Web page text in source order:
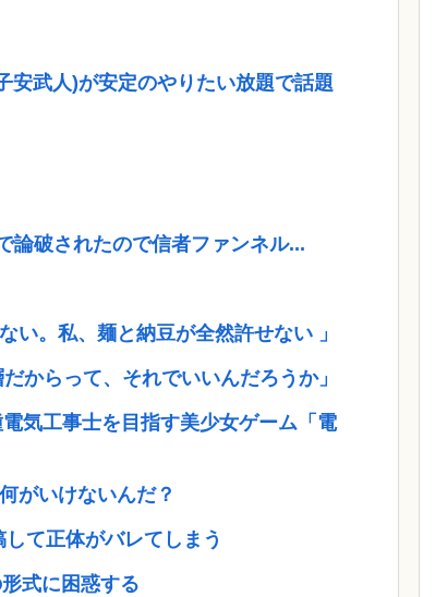
安武人)が安定のやりたい放題で話題
論破されたので信者ファンネル...
い。私、麺と納豆が全然許せない 」
からって、それでいいんだろうか」
気工事士を目指す美少女ゲーム「電
がいけないんだ？
て正体がバレてしまう
式に困惑する